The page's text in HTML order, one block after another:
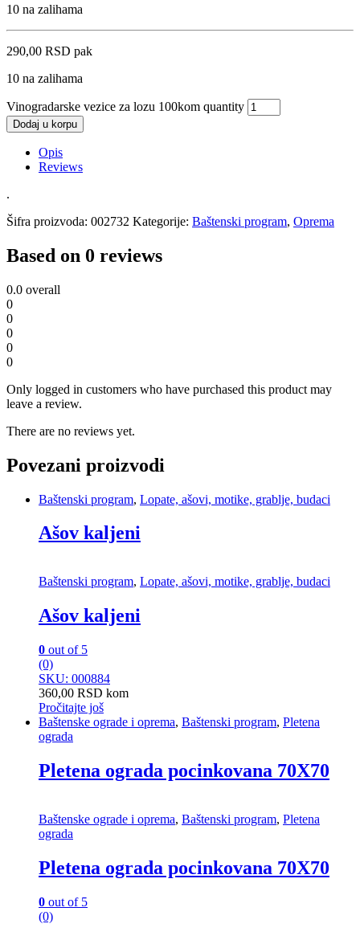
10 na zalihama
290,00 RSD pak
10 na zalihama
Vinogradarske vezice za lozu 100kom quantity
Dodaj u korpu
Opis
Reviews
.
Šifra proizvoda: 002732 Kategorije: Baštenski program, Oprema
Based on 0 reviews
0.0 overall
0
0
0
0
0
Only logged in customers who have purchased this product may
leave a review.
There are no reviews yet.
Povezani proizvodi
Baštenski program, Lopate, ašovi, motike, grablje, budaci
Ašov kaljeni
Baštenski program, Lopate, ašovi, motike, grablje, budaci
Ašov kaljeni
0 out of 5
(0)
SKU: 000884
360,00 RSD kom
Pročitajte još
Baštenske ograde i oprema, Baštenski program, Pletena
ograda
Pletena ograda pocinkovana 70X70
Baštenske ograde i oprema, Baštenski program, Pletena
ograda
Pletena ograda pocinkovana 70X70
0 out of 5
(0)